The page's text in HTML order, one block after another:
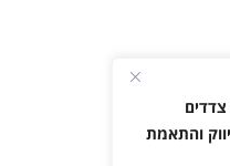
והתאמת